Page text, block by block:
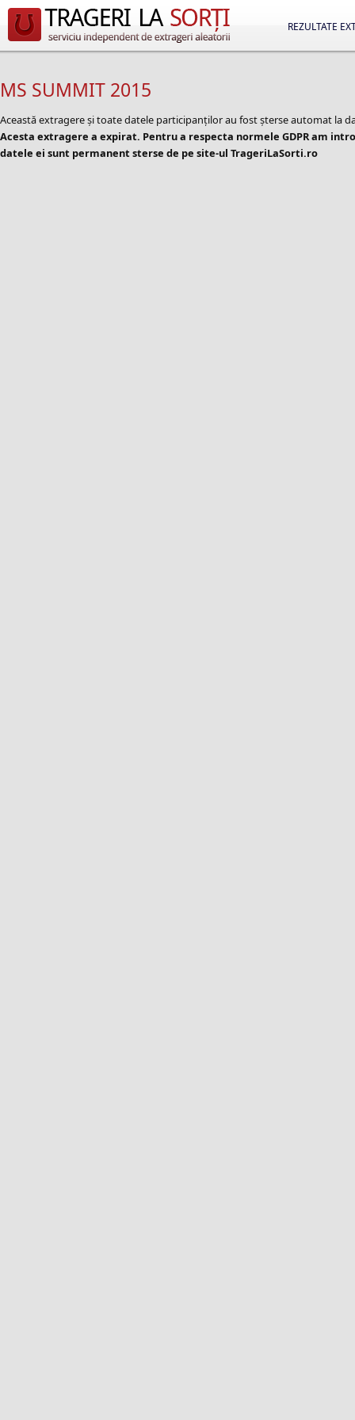
REZULTATE
MS SUMMIT 2015
Această extragere și toate datele participanților au fost șterse automat la
Acesta extragere a expirat. Pentru a respecta normele GDPR am
datele ei sunt permanent sterse de pe site-ul TrageriLaSorti.ro